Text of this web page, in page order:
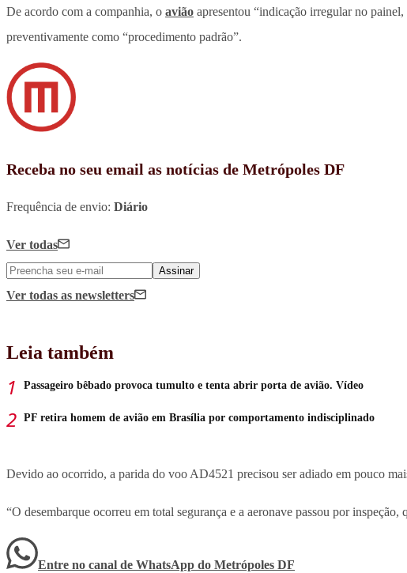
De acordo com a companhia, o avião apresentou “indicação irregular no
preventivamente como “procedimento padrão”.
Receba no seu email as notícias de Metrópoles DF
Frequência de envio: Diário
Ver todas
Assinar
Ver todas as newsletters
Leia também
Passageiro bêbado provoca tumulto e tenta abrir porta de avião. Vídeo
PF retira homem de avião em Brasília por comportamento indisciplinado
Devido ao ocorrido, a parida do voo AD4521 precisou ser adiado em pouco
“O desembarque ocorreu em total segurança e a aeronave passou por
Entre no canal de WhatsApp do Metrópoles DF